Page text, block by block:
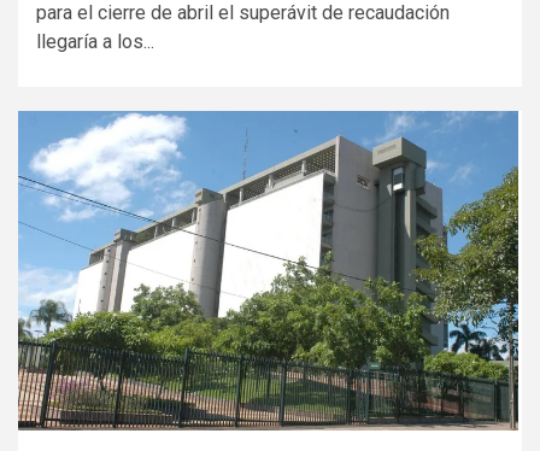
para el cierre de abril el superávit de recaudación
llegaría a los...